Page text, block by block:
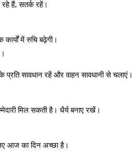
रहे हैं, सतर्क रहें।
कार्यों में रुचि बढ़ेगी।
सावधान रहें और वाहन सावधानी से चलाएं।
मिल सकती है। धैर्य बनाए रखें।
आज का दिन अच्छा है।